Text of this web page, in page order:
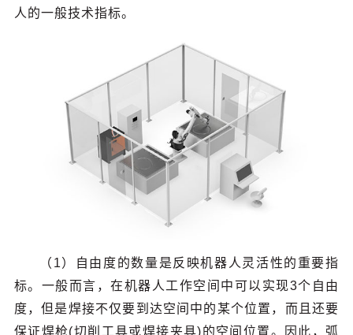
人的一般技术指标。
（1）自由度的数量是反映机器人灵活性的重要指
标。一般而言，在机器人工作空间中可以实现3个自由
度，但是焊接不仅要到达空间中的某个位置，而且还要
保证焊枪(切削工具或焊接夹具)的空间位置。因此，弧